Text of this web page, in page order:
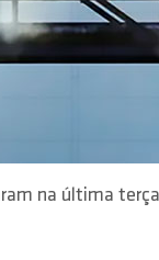
na última